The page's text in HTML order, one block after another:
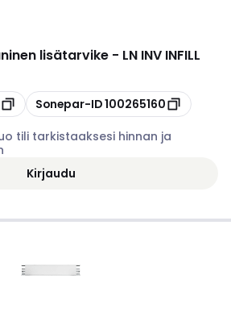
lisätarvike - LN INV INFILL
Kopioi
Sonepar-ID100265160
tili tarkistaaksesi hinnan ja
Kirjaudu